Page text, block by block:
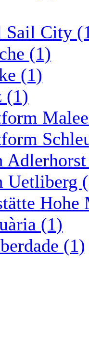
Sail City
(1)
(1)
(1)
Uetliberg
Hohe
(1)
(1)